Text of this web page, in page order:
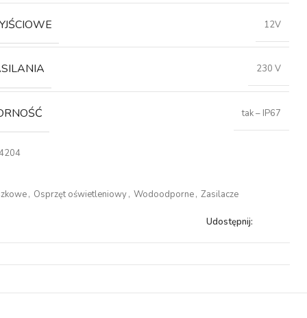
12V
230 V
tak – IP67
, Osprzęt oświetleniowy, Wodoodporne, Zasilacze
Udostępnij: